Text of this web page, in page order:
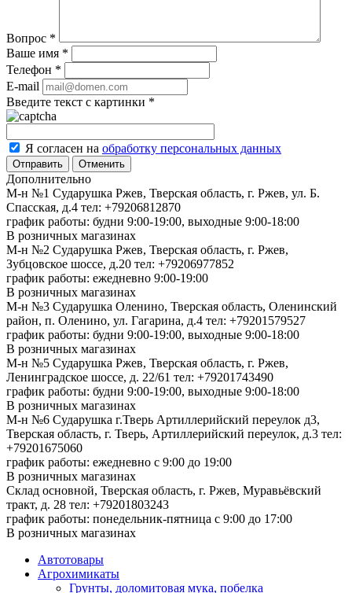
Вопрос *
Ваше имя *
Телефон *
E-mail
Введите текст с картинки *
Я согласен на обработку персональных данных
Отменить
Дополнительно
М-н №1 Сударушка Ржев, Тверская область, г. Ржев, ул. Б.
Спасская, д.4 тел: +79206812870
график работы: будни 9:00-19:00, выходные 9:00-18:00
В розничных магазинах
М-н №2 Cударушка Ржев, Тверская область, г. Ржев,
Зубцовское шоссе, д.20 тел: +79206977852
график работы: ежедневно 9:00-19:00
В розничных магазинах
М-н №3 Сударушка Оленино, Тверская область, Оленинский
район, п. Оленино, ул. Гагарина, д.4 тел: +79201579527
график работы: будни 9:00-19:00, выходные 9:00-18:00
В розничных магазинах
М-н №5 Сударушка Ржев, Тверская область, г. Ржев,
Ленинградское шоссе, д. 22/61 тел: +79201743490
график работы: будни 9:00-19:00, выходные 9:00-18:00
В розничных магазинах
М-н №6 Сударушка г.Тверь Артиллерийский переулок д3,
Тверская область, г. Тверь, Артиллерийский переулок, д.3 тел:
+79201675060
график работы: ежедневно с 9:00 до 19:00
В розничных магазинах
Склад основной, Тверская область, г. Ржев, Муравьёвский
тракт, д. 28 тел: +79201803243
график работы: понедельник-пятница с 9:00 до 17:00
В розничных магазинах
Автотовары
Агрохимикаты
Грунты, доломитовая мука, побелка